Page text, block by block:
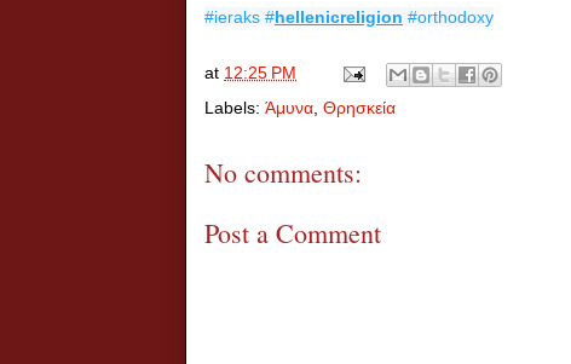
#ieraks #hellenicreligion #orthodoxy
at 12:25 PM
Labels: Άμυνα Θρησκεία
No comments:
Post a Comment